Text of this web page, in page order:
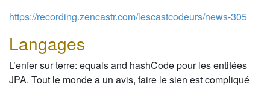
https://recording.zencastr.com/lescastcodeurs/news-305
Langages
L’enfer sur terre: equals and hashCode pour les entitées
JPA. Tout le monde a un avis, faire le sien est compliqué